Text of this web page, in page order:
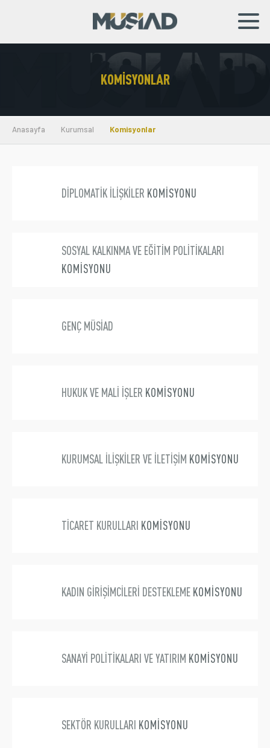
TR
EN
İş Birlikleri
E-İşlemler
KOMISYONLAR
Anasayfa Kurumsal Komisyonlar
DİPLOMATİK İLİŞKİLER KOMİSYONU
SOSYAL KALKINMA VE EĞİTİM POLİTİKALARI
KOMİSYONU
GENÇ MÜSİAD
HUKUK VE MALİ İŞLER KOMİSYONU
KURUMSAL İLİŞKİLER VE İLETİŞİM KOMİSYONU
TİCARET KURULLARI KOMİSYONU
KADIN GİRİŞİMCİLERİ DESTEKLEME KOMİSYONU
SANAYİ POLİTİKALARI VE YATIRIM KOMİSYONU
SEKTÖR KURULLARI KOMİSYONU